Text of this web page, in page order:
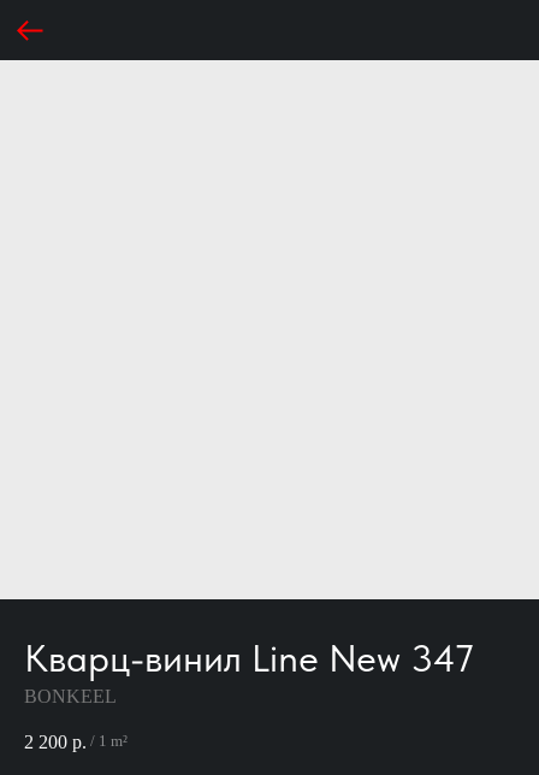
Кварц-винил Line New 347
BONKEEL
2 200 р. / 1 m²